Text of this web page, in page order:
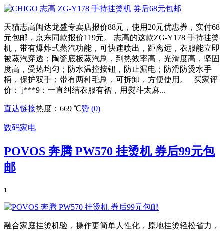
天猫志高闽达龙盛专卖店报价88元，使用20元优惠券，实付68
元包邮，京东同款报价119元。 志高的这款ZG-Y178 手持挂烫
机，带有爆炸式蒸汽功能，可快速喷出，距离远，衣服能立即
被蒸汽穿透；陶瓷底板蒸汽刷，到热效率高，光滑度高，坚固
度高，受热均匀；防水温控按钮，防止漏电；防滑防烫水手
柄，保护双手；带有两种毛刷，可拆卸，方便使用。 买家评
价： j***9：一直纠结衣服有褶，用熨斗太麻...
直达链接热度：669 ℃赞 (0)
数码家电
POVOS 奔腾 PW570 挂烫机 券后99元包
邮
1
融合家庭挂烫机验，操作更简单人性化，原地挂烫轻松省力，